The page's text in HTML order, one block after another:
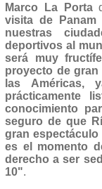
Marco La Porta
visita de Panam
nuestras
deportivos al
será muy
proyecto de
las Américas,
prácticamente
conocimiento
seguro de que
gran
es el momento
derecho a ser
10".